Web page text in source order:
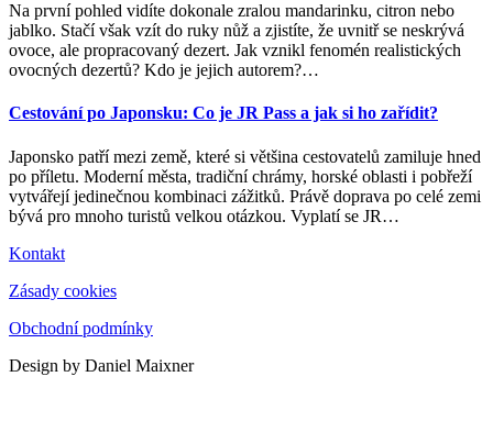
Na první pohled vidíte dokonale zralou mandarinku, citron nebo
jablko. Stačí však vzít do ruky nůž a zjistíte, že uvnitř se neskrývá
ovoce, ale propracovaný dezert. Jak vznikl fenomén realistických
ovocných dezertů? Kdo je jejich autorem?…
Cestování po Japonsku: Co je JR Pass a jak si ho zařídit?
Japonsko patří mezi země, které si většina cestovatelů zamiluje hned
po příletu. Moderní města, tradiční chrámy, horské oblasti i pobřeží
vytvářejí jedinečnou kombinaci zážitků. Právě doprava po celé zemi
bývá pro mnoho turistů velkou otázkou. Vyplatí se JR…
Kontakt
Zásady cookies
Obchodní podmínky
Design by Daniel Maixner